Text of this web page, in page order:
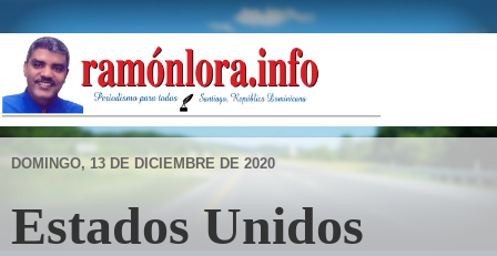
DOMINGO, 13 DE DICIEMBRE DE 2020
Estados Unidos